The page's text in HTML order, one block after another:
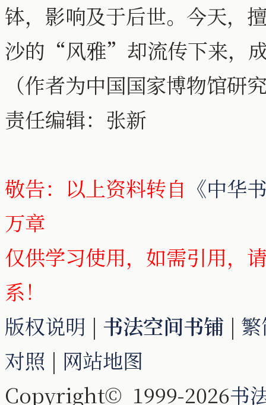
钵，影响及于后世。今天，
沙的“风雅”却流传下来，
（作者为中国国家博物馆研
责任编辑：张新
敬告：以上资料转自 《中华
万章
仅供学习使用，如需引用，
系！
版权说明 | 书法空间书铺 |
对照 | 网站地图
Copyright© 1999-2026书